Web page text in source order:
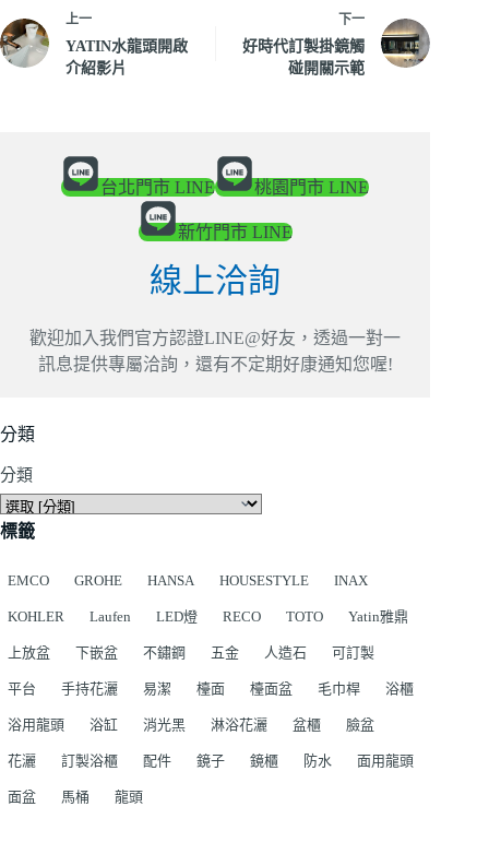
上一
YATIN水龍頭開啟
介紹影片
下一
好時代訂製掛鏡觸
碰開關示範
台北門市 LINE 桃園門市 LINE
新竹門市 LINE
線上洽詢
歡迎加入我們官方認證LINE@好友，透過一對一
訊息提供專屬洽詢，還有不定期好康通知您喔!
分類
分類
標籤
EMCO GROHE HANSA HOUSESTYLE INAX
KOHLER Laufen LED燈 RECO TOTO Yatin雅鼎
上放盆 下嵌盆 不鏽鋼 五金 人造石 可訂製
平台 手持花灑 易潔 檯面 檯面盆 毛巾桿 浴櫃
浴用龍頭 浴缸 消光黑 淋浴花灑 盆櫃 臉盆
花灑 訂製浴櫃 配件 鏡子 鏡櫃 防水 面用龍頭
面盆 馬桶 龍頭